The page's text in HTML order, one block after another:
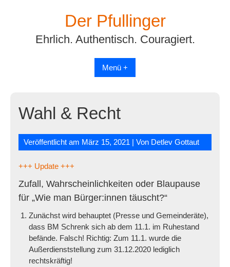
Der Pfullinger
Ehrlich. Authentisch. Couragiert.
Menü +
Wahl & Recht
Veröffentlicht am März 15, 2021 | Von Detlev Gottaut
+++ Update +++
Zufall, Wahrscheinlichkeiten oder Blaupause
für „Wie man Bürger:innen täuscht?“
Zunächst wird behauptet (Presse und Gemeinderäte),
dass BM Schrenk sich ab dem 11.1. im Ruhestand
befände. Falsch! Richtig: Zum 11.1. wurde die
Außerdienststellung zum 31.12.2020 lediglich
rechtskräftig!